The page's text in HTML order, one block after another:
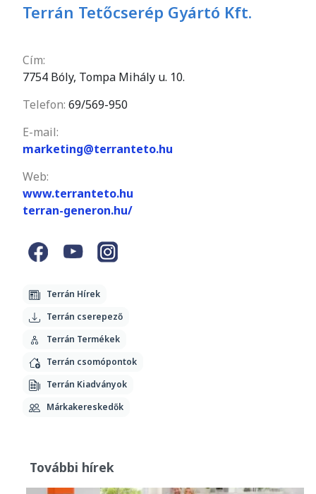
Terrán Tetőcserép Gyártó Kft.
Cím:
7754 Bóly, Tompa Mihály u. 10.
Telefon: 69/569-950
E-mail:
marketing@terranteto.hu
Web:
www.terranteto.hu
terran-generon.hu/
Terrán Hírek
Terrán cserepező
Terrán Termékek
Terrán csomópontok
Terrán Kiadványok
Márkakereskedők
További hírek